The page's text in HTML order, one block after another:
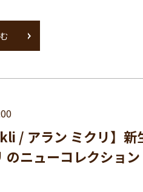
/ アラン ミクリ】
のニューコレクショ